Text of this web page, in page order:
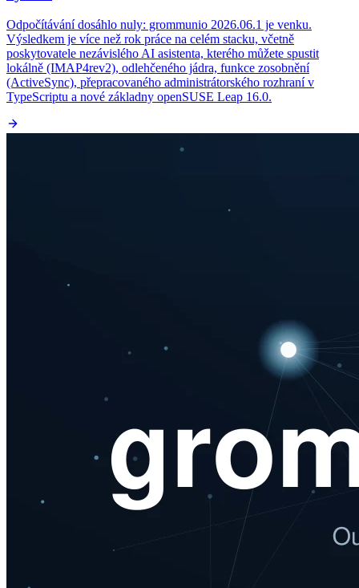
Odpočítávání dosáhlo nuly: grommunio 2026.06.1 je venku.
Výsledkem je více než rok práce na celém stacku, včetně
poskytovatele nezávislého AI asistenta, kterého můžete spustit
lokálně (IMAP4rev2), odlehčeného jádra, funkce zosobnění
(ActiveSync), přepracovaného administrátorského rozhraní v
TypeScriptu a nové základny openSUSE Leap 16.0.